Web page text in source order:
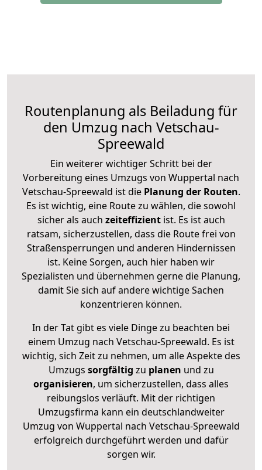
Routenplanung als Beiladung für
den Umzug nach Vetschau-
Spreewald
Ein weiterer wichtiger Schritt bei der
Vorbereitung eines Umzugs von Wuppertal nach
Vetschau-Spreewald ist diePlanung der Routen.
Es ist wichtig, eine Route zu wählen, die sowohl
sicher als auch zeiteffizientist. Es ist auch
ratsam, sicherzustellen, dass die Route frei von
Straßensperrungen und anderen Hindernissen
ist. Keine Sorgen, auch hier haben wir
Spezialisten und übernehmen gerne die Planung,
damit Sie sich auf andere wichtige Sachen
konzentrieren können.
In der Tat gibt es viele Dinge zu beachten bei
einem Umzug nach Vetschau-Spreewald. Es ist
wichtig, sich Zeit zu nehmen, um alle Aspekte des
Umzugs sorgfältig zu planen und zu
organisieren, um sicherzustellen, dass alles
reibungslos verläuft. Mit der richtigen
Umzugsfirma kann ein deutschlandweiter
Umzug von Wuppertal nach Vetschau-Spreewald
erfolgreich durchgeführt werden und dafür
sorgen wir.